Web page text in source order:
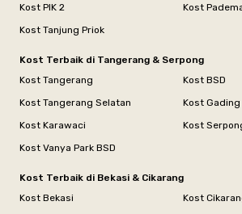
Kost PIK 2
Kost
Kost Tanjung Priok
Kost Terbaik di Tangerang & Serpong
Kost Tangerang
Kost BSD
Kost Tangerang Selatan
Kost
Kost Karawaci
Kost
Kost Vanya Park BSD
Kost Terbaik di Bekasi & Cikarang
Kost Bekasi
Kost